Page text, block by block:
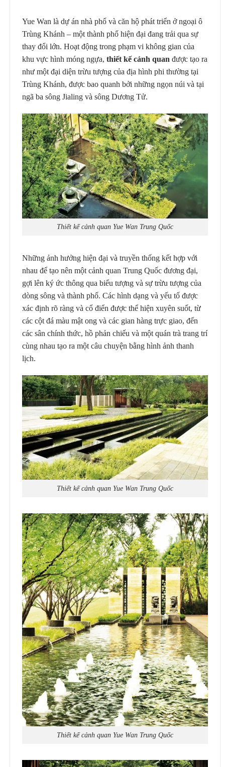
Yue Wan là dự án nhà phố và căn hộ phát triển ở ngoại ô
Trùng Khánh – một thành phố hiện đại đang trải qua sự
thay đổi lớn. Hoạt động trong phạm vi không gian của
khu vực hình móng ngựa, thiết kế cảnh quan được tạo ra
như một đại diện trừu tượng của địa hình phi thường tại
Trùng Khánh, được bao quanh bởi những ngọn núi và tại
ngã ba sông Jialing và sông Dương Tử.
Thiết kế cảnh quan Yue Wan Trung Quốc
Những ảnh hưởng hiện đại và truyền thống kết hợp với
nhau để tạo nên một cảnh quan Trung Quốc đương đại,
gợi lên ký ức thông qua biểu tượng và sự trừu tượng của
dòng sông và thành phố. Các hình dạng và yếu tố được
xác định rõ ràng và cổ điển được thể hiện xuyên suốt, từ
các cột đá màu mật ong và các gian hàng trực giao, đến
các sân chính thức, hồ phản chiếu và một quán trà trang trí
cùng nhau tạo ra một câu chuyện bằng hình ảnh thanh
lịch.
Thiết kế cảnh quan Yue Wan Trung Quốc
Thiết kế cảnh quan Yue Wan Trung Quốc